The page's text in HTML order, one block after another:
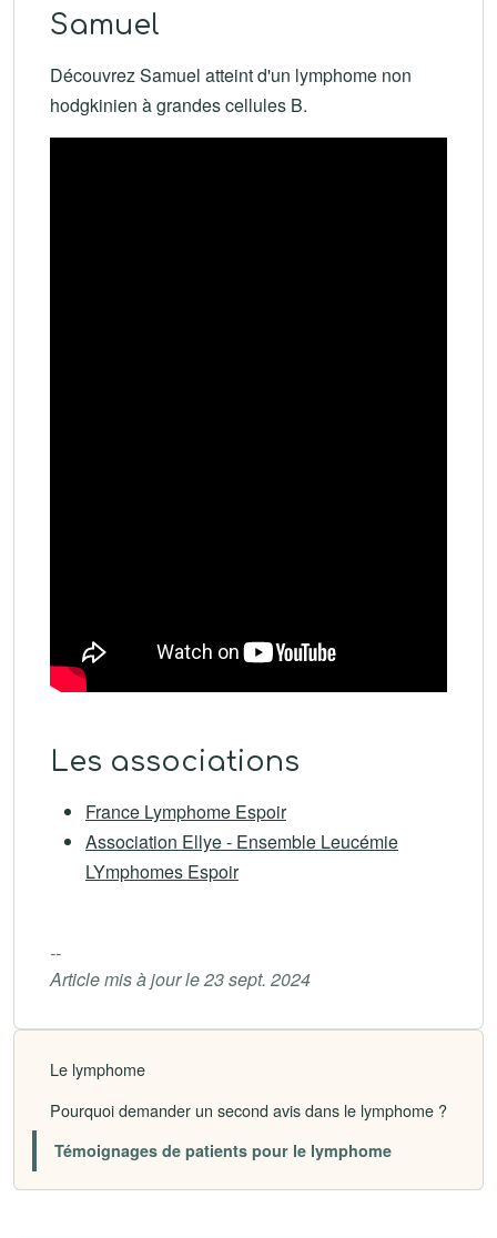
Samuel
Découvrez Samuel atteint d'un lymphome non
hodgkinien à grandes cellules B.
Les associations
France Lymphome Espoir
Association Ellye - Ensemble Leucémie
LYmphomes Espoir
--
Article mis à jour le 23 sept. 2024
Le lymphome
Pourquoi demander un second avis dans le lymphome ?
Témoignages de patients pour le lymphome